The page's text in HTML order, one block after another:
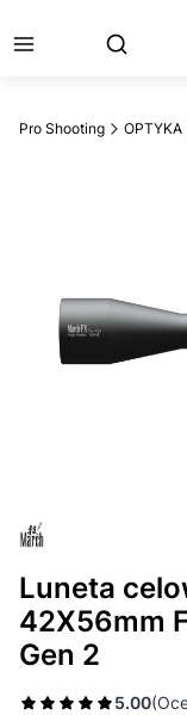
Otwórz
Pro Shooting OPTYKA
Luneta
42X56mm
Gen 2
5.00